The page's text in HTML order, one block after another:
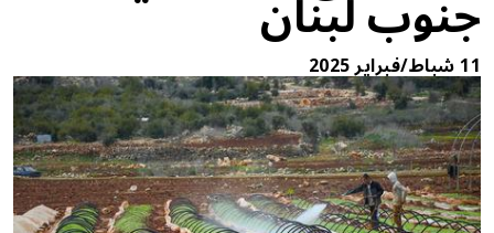
11 شباط/فبراير 2025